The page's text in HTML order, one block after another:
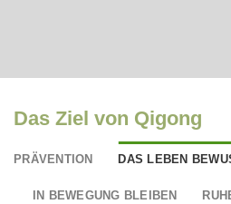
Das Ziel von Qigong
PRÄVENTION DAS LEBEN
IN BEWEGUNG BLEIBEN